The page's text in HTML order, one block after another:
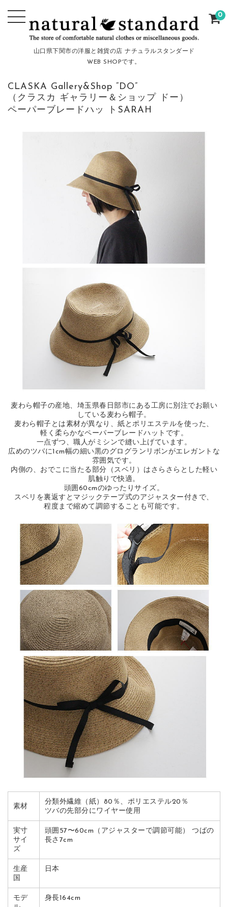
山口県下関市の洋服と雑貨の店 ナチュラルスタンダード
WEB SHOPです。
0
CLASKA Gallery&Shop “DO”
（クラスカ ギャラリー＆ショップ ドー）
ペーパーブレードハッ トSARAH
麦わら帽子の産地、埼玉県春日部市にある工房に別注でお願い
している麦わら帽子。
麦わら帽子とは素材が異なり、紙とポリエステルを使った、
軽く柔らかなペーパーブレードハットです。
一点ずつ、職人がミシンで縫い上げています。
広めのツバに1cm幅の細い黒のグログランリボンがエレガントな
雰囲気です。
内側の、おでこに当たる部分（スベリ）はさらさらとした軽い
肌触りで快適。
頭囲60cmのゆったりサイズ。
スベリを裏返すとマジックテープ式のアジャスター付きで、
程度まで縮めて調節することも可能です。
素材
分類外繊維（紙）80％、ポリエステル20％
ツバの先部分にワイヤー使用
実寸
サイ
ズ
頭囲57〜60cm（アジャスターで調節可能） つばの
長さ7cm
生産
国
日本
モデ
身長164cm